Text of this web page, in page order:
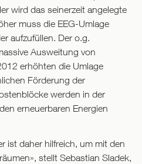
wird das seinerzeit angelegte
muss die EEG-Umlage
aufzufüllen. Der o.g.
Ausweitung von
erhöhten die Umlage
Förderung der
werden in der
erneuerbaren Energien
ist daher hilfreich, um mit den
stellt Sebastian Sladek,